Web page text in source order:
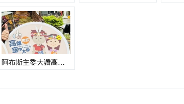
阿布斯主委大讚高空大陳校長積極推動原民招生